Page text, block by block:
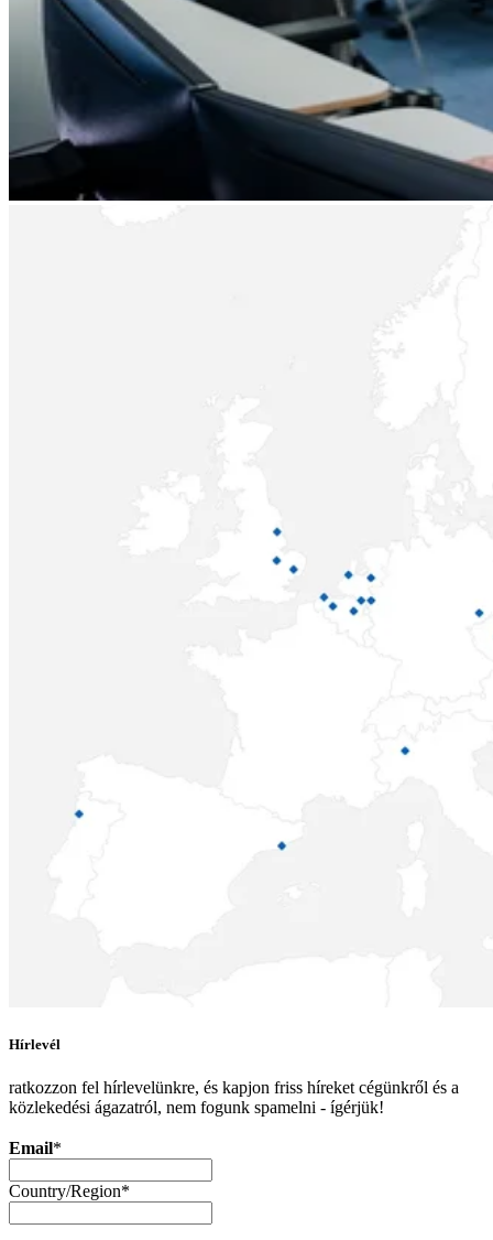
Hírlevél
ratkozzon fel hírlevelünkre, és kapjon friss híreket cégünkről és a
közlekedési ágazatról, nem fogunk spamelni - ígérjük!
Email*
Country/Region*